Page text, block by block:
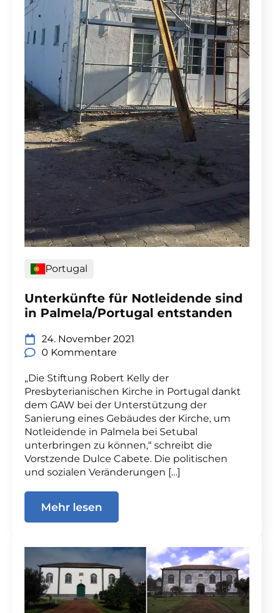
Portugal
Unterkünfte für Notleidende sind
in Palmela/Portugal entstanden
24. November 2021
0 Kommentare
„Die Stiftung Robert Kelly der
Presbyterianischen Kirche in Portugal dankt
dem GAW bei der Unterstützung der
Sanierung eines Gebäudes der Kirche, um
Notleidende in Palmela bei Setubal
unterbringen zu können,“ schreibt die
Vorstzende Dulce Cabete. Die politischen
und sozialen Veränderungen […]
Mehr lesen